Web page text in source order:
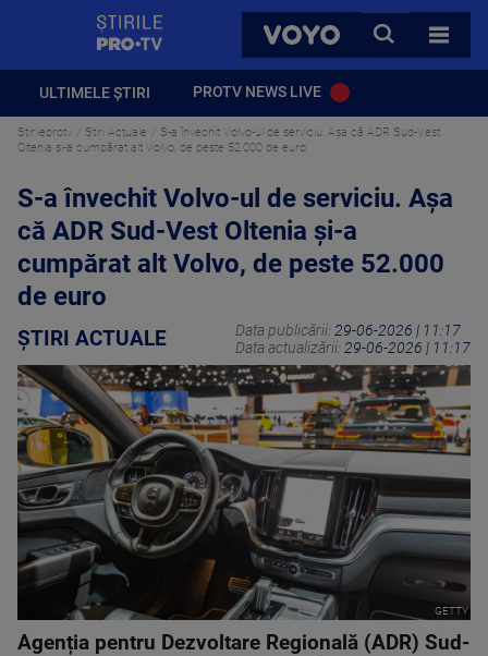
VOYO
CAUTA
TOATE
ULTIMELE ȘTIRI PROTV NEWS LIVE
Stirileprotv Știri Actuale
S-a învechit Volvo-ul de serviciu. Așa că ADR Sud-Vest
Oltenia și-a cumpărat alt Volvo, de peste 52.000 de euro
S-a învechit Volvo-ul de serviciu. Așa
că ADR Sud-Vest Oltenia și-a
cumpărat alt Volvo, de peste 52.000
de euro
ȘTIRI ACTUALE Data publicării: 29-06-2026 | 11:17
Data actualizării: 29-06-2026 | 11:17
GETTY
Agenția pentru Dezvoltare Regională (ADR) Sud-